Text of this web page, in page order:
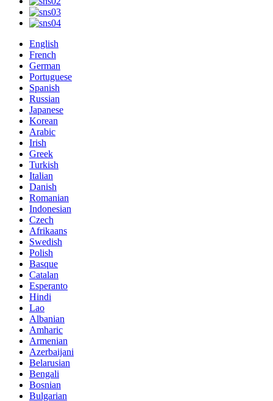
English
French
German
Portuguese
Spanish
Russian
Japanese
Korean
Arabic
Irish
Greek
Turkish
Italian
Danish
Romanian
Indonesian
Czech
Afrikaans
Swedish
Polish
Basque
Catalan
Esperanto
Hindi
Lao
Albanian
Amharic
Armenian
Azerbaijani
Belarusian
Bengali
Bosnian
Bulgarian